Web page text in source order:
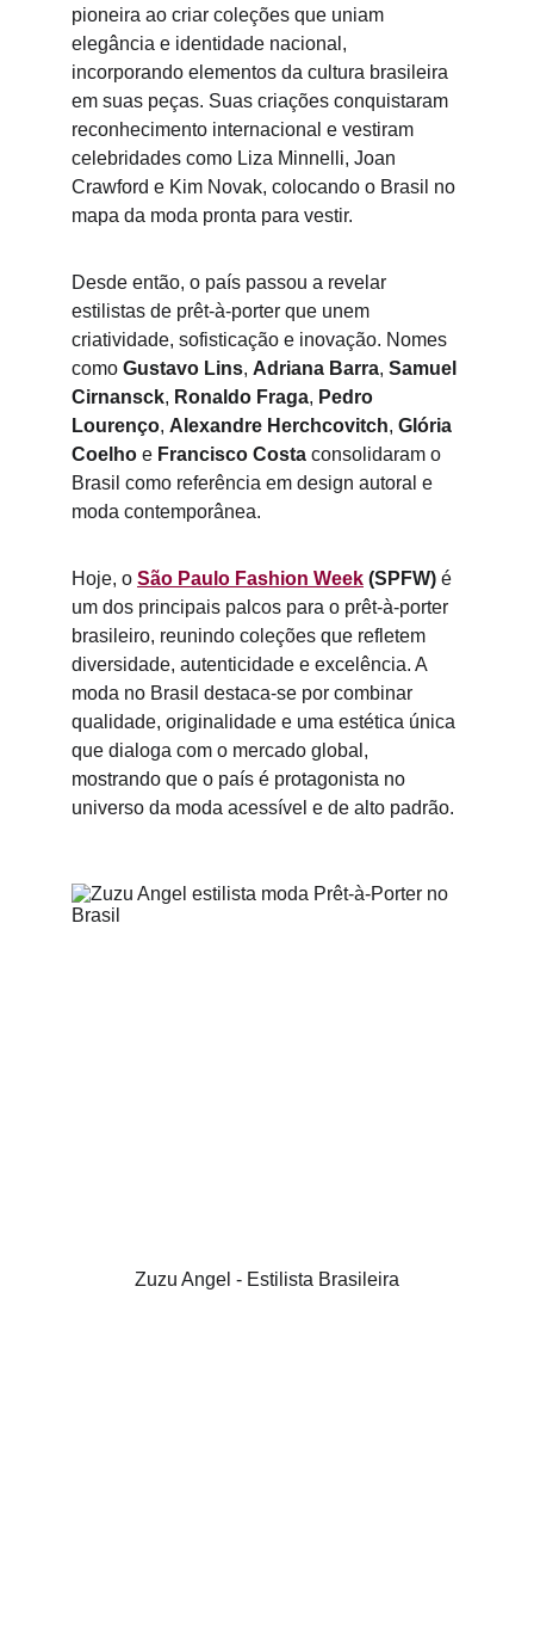
pioneira ao criar coleções que uniam
elegância e identidade nacional,
incorporando elementos da cultura brasileira
em suas peças. Suas criações conquistaram
reconhecimento internacional e vestiram
celebridades como Liza Minnelli, Joan
Crawford e Kim Novak, colocando o Brasil no
mapa da moda pronta para vestir.
Desde então, o país passou a revelar
estilistas de prêt-à-porter que unem
criatividade, sofisticação e inovação. Nomes
como Gustavo Lins, Adriana Barra, Samuel
Cirnansck, Ronaldo Fraga, Pedro
Lourenço, Alexandre Herchcovitch, Glória
Coelho e Francisco Costa consolidaram o
Brasil como referência em design autoral e
moda contemporânea.
Hoje, o São Paulo Fashion Week (SPFW) é
um dos principais palcos para o prêt-à-porter
brasileiro, reunindo coleções que refletem
diversidade, autenticidade e excelência. A
moda no Brasil destaca-se por combinar
qualidade, originalidade e uma estética única
que dialoga com o mercado global,
mostrando que o país é protagonista no
universo da moda acessível e de alto padrão.
Zuzu Angel - Estilista Brasileira